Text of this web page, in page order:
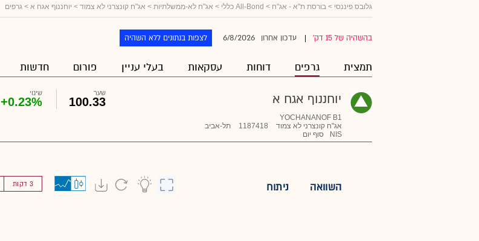
גלובס פיננסי > בורסת ת"א - אג"ח > All-Bond כללי > אג"ח לא-ממשלתיות > אג"ח קונצרני לא צמוד > יוחננוף אגח א > גרפים
בהשהיה של 15 דק' עדכון אחרון 6/8/2026 לצפות בנתונים ללא השהיה
תמצית גרפים דוחות עסקאות בעלי עניין פורום חדשות
יוחננוף אגח א
YOCHANANOF B1
אג"ח קונצרני לא צמוד
1187418
תל-אביב
NIS
סוף יום
שער
100.33
שינוי
+0.23%
3 דקות השוואה ניתוח